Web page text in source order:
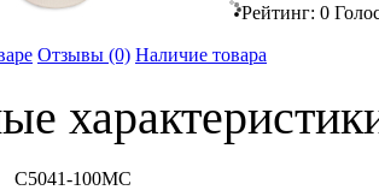
Рейтинг: 0
Отзывы (0) Наличие товара
C5041-100MC